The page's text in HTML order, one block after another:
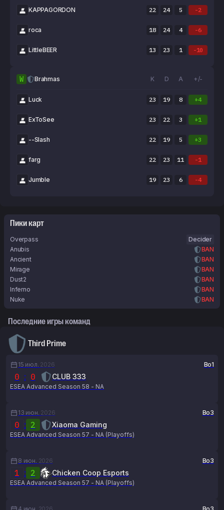
KAPPAGORDON 22 24 5 -2
roca 18 24 4 -6
LittleBEER 13 23 1 -10
W Brahmas K D A +/-
Luck 23 19 8 +4
ExToSee 23 22 3 +1
--Slash 22 19 5 +3
farg 22 23 11 -1
Jumble 19 23 6 -4
Пики карт
Overpass
Decider
Anubis
BAN
Ancient
BAN
Mirage
BAN
Dust2
BAN
Inferno
BAN
Nuke
BAN
Последние игры команд
Third Prime
15 июл. 2026 Bo1
0 : 0 CLUB 333
ESEA Advanced Season 58 - NA
13 июн. 2026 Bo3
0 : 2 Xiaoma Gaming
ESEA Advanced Season 57 - NA (Playoffs)
8 июн. 2026 Bo3
1 : 2 Chicken Coop Esports
ESEA Advanced Season 57 - NA (Playoffs)